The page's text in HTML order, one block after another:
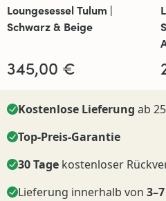
Loungesessel Tulum |
Schwarz & Beige
345,00 €
Kostenlose Lieferung ab
Top-Preis-Garantie
30 Tage kostenloser
Lieferung innerhalb von